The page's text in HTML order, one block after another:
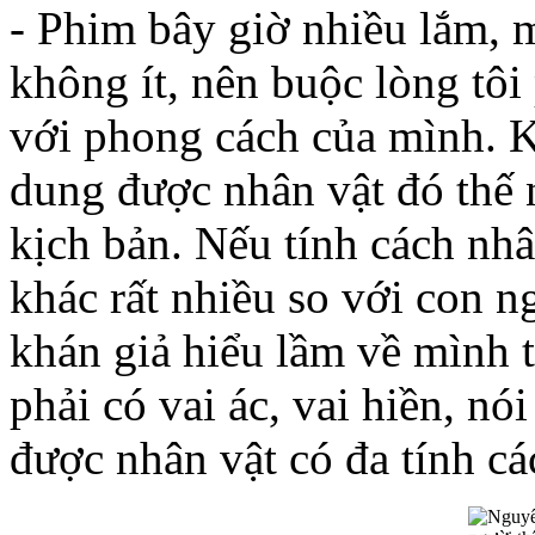
- Phim bây giờ nhiều lắm,
không ít, nên buộc lòng
với phong cách của mình.
dung được nhân vật đó
kịch bản. Nếu tính cách
khác rất nhiều so với con
khán giả hiểu lầm về
phải có vai ác, vai hiền,
được nhân vật có đa tính